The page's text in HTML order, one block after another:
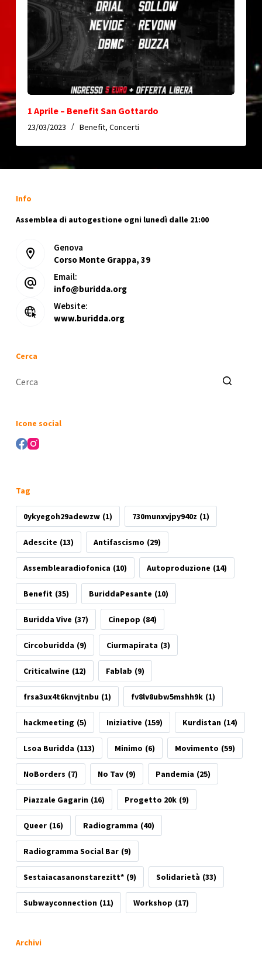
1 Aprile – Benefit San Gottardo
23/03/2023 Benefit, Concerti
Info
Assemblea di autogestione ogni lunedì dalle 21:00
Genova
Corso Monte Grappa, 39
Email:
info@buridda.org
Website:
www.buridda.org
Cerca
Icone social
Tag
0ykyegoh29adewzw (1) 730munxvjpy940z (1)
Adescite (13) Antifascismo (29)
Assemblearadiofonica (10) Autoproduzione (14)
Benefit (35) BuriddaPesante (10)
Buridda Vive (37) Cinepop (84)
Circoburidda (9) Ciurmapirata (3)
Criticalwine (12) Fablab (9)
frsa3ux4t6knvjtnbu (1) fv8lv8ubw5mshh9k (1)
hackmeeting (5) Iniziative (159) Kurdistan (14)
Lsoa Buridda (113) Minimo (6) Movimento (59)
NoBorders (7) No Tav (9) Pandemia (25)
Piazzale Gagarin (16) Progetto 20k (9)
Queer (16) Radiogramma (40)
Radiogramma Social Bar (9)
Sestaiacasanonstarezitt* (9) Solidarietà (33)
Subwayconnection (11) Workshop (17)
Archivi